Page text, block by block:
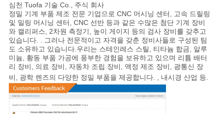
심천 Tuofa 기술 Co., 주식 회사
정밀 기계 부품 제조 전문 기업으로 CNC 머시닝 센터, 고속 드릴링
및 밀링 머시닝 센터, CNC 선반 등과 같은 수많은 첨단 기계 장비
와 캘리퍼스, 2차원 측정기, 높이 게이지 등의 검사 장비를 갖추고
있습니다. . 그러나 전문적이고 자격을 갖춘 정비사들로 구성된 팀
도 소유하고 있습니다.우리는 스테인레스 스틸, 티타늄 합금, 알루
미늄, 황동 부품 가공에 풍부한 경험을 보유하고 있으며 리튬 배터
리 장비, 의료 장비, 자동차 조립 장비, 액정 제조 장비, 광통신 장
비, 광학 렌즈의 다양한 정밀 부품을 제공합니다. , 내시경 산업 등